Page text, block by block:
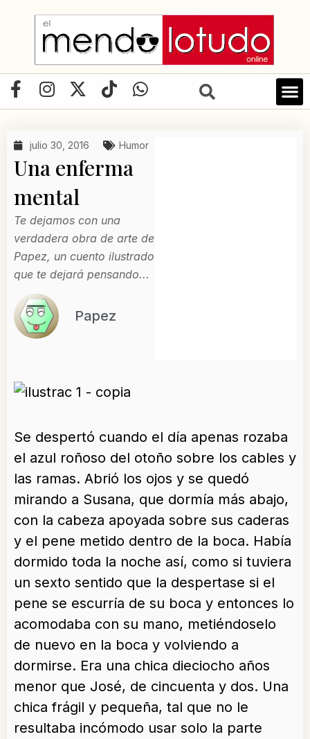
contenido
F
a
e
b
o
o
k
-
f
I
n
t
g
r
a
m
X
-
w
i
t
t
e
r
T
i
t
o
k
W
h
t
julio 30, 2016 Humor
Una enferma
mental
Te dejamos con una
verdadera obra de arte de
Papez, un cuento ilustrado
que te dejará pensando...
Papez
Se despertó cuando el día apenas rozaba
el azul roñoso del otoño sobre los cables y
las ramas. Abrió los ojos y se quedó
mirando a Susana, que dormía más abajo,
con la cabeza apoyada sobre sus caderas
y el pene metido dentro de la boca. Había
dormido toda la noche así, como si tuviera
un sexto sentido que la despertase si el
pene se escurría de su boca y entonces lo
acomodaba con su mano, metiéndoselo
de nuevo en la boca y volviendo a
dormirse. Era una chica dieciocho años
menor que José, de cincuenta y dos. Una
chica frágil y pequeña, tal que no le
resultaba incómodo usar solo la parte